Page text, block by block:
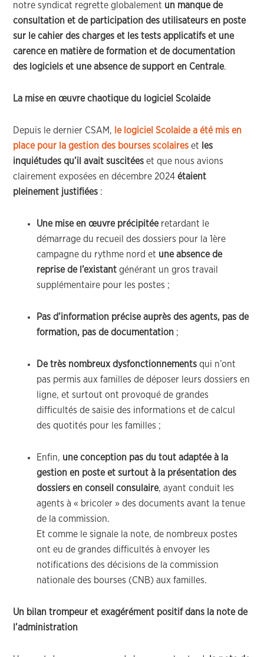
notre syndicat regrette globalement un manque de
consultation et de participation des utilisateurs en poste
sur le cahier des charges et les tests applicatifs et une
carence en matière de formation et de documentation
des logiciels et une absence de support en Centrale.
La mise en œuvre chaotique du logiciel Scolaide
Depuis le dernier CSAM, le logiciel Scolaide a été mis en
place pour la gestion des bourses scolaires et les
inquiétudes qu’il avait suscitées et que nous avions
clairement exposées en décembre 2024étaient
pleinement justifiées :
Une mise en œuvre précipitéeretardant le
démarrage du recueil des dossiers pour la 1ère
campagne du rythme nord et une absence de
reprise de l’existant générant un gros travail
supplémentaire pour les postes ;
Pas d’information précise auprès des agents, pas de
formation, pas de documentation ;
De très nombreux dysfonctionnements qui n’ont
pas permis aux familles de déposer leurs dossiers en
ligne, et surtout ont provoqué de grandes
difficultés de saisie des informations et de calcul
des quotités pour les familles ;
Enfin, une conception pas du tout adaptée à la
gestion en poste et surtout à la présentation des
dossiers en conseil consulaire, ayant conduit les
agents à « bricoler » des documents avant la tenue
de la commission.
Et comme le signale la note, de nombreux postes
ont eu de grandes difficultés à envoyer les
notifications des décisions de la commission
nationale des bourses (CNB) aux familles.
Un bilan trompeur et exagérément positif dans la note de
l’administration